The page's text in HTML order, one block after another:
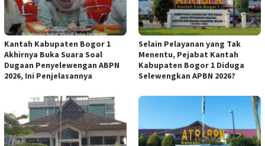
Kantah Kabupaten Bogor 1
Akhirnya Buka Suara Soal
Dugaan Penyelewengan ABPN
2026, Ini Penjelasannya
Selain Pelayanan yang Tak
Menentu, Pejabat Kantah
Kabupaten Bogor 1 Diduga
Selewengkan APBN 2026?